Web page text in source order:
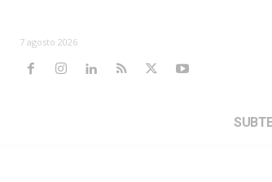
7 agosto 2026